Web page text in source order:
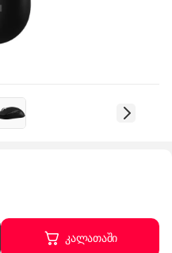
კალათაში